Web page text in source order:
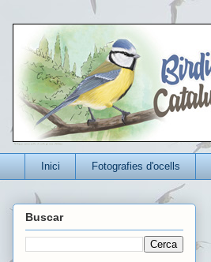
Un blog per conèixer millor els ocells que viuen a Catalunya
Inici Fotografies d'ocells
Buscar